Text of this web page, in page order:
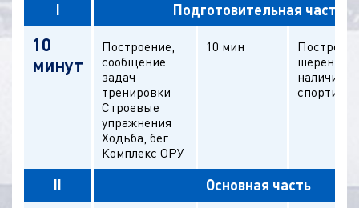
I
Подготовительная часть
10
минут
Построение,
сообщение
задач
тренировки
Строевые
упражнения
Ходьба, бег
Комплекс ОРУ
10 мин
шеренгу,
наличие
II Основная часть